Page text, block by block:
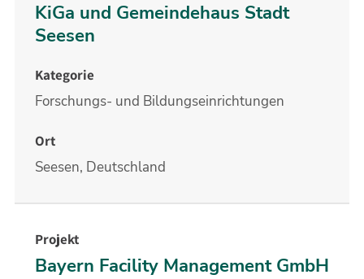
KiGa und Gemeindehaus Stadt
Seesen
Forschungs- und Bildungseinrichtungen
Seesen, Deutschland
Bayern Facility Management GmbH